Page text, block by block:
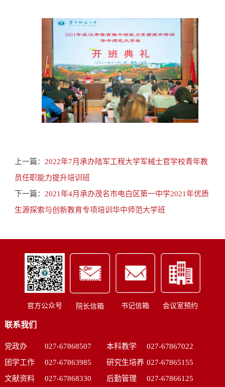
上一篇： 2022年7月承办陆军工程大学军械士官学校青年教
员任职能力提升培训班
下一篇： 2021年4月承办茂名市电白区第一中学2021年优质
生源探索与创新教育专项培训华中师范大学班
官方公众号 院长信箱 书记信箱 会议室预约
联系我们
党政办 027-67868507 本科教学
027-67867022
团学工作
027-67863985 研究生培养 027-67865155
文献资料
027-67868330 后勤管理 027-67866125